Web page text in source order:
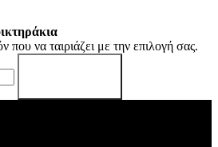
που να ταιριάζει με την επιλογή σας.